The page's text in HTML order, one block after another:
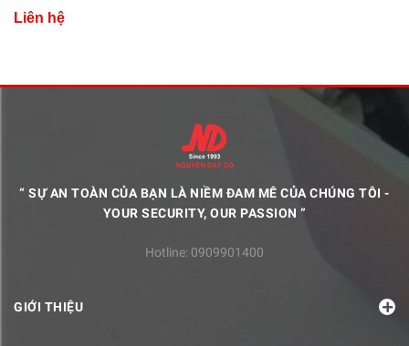
Liên hệ
“ SỰ AN TOÀN CỦA BẠN LÀ NIỀM ĐAM MÊ CỦA CHÚNG TÔI -
YOUR SECURITY, OUR PASSION ”
Hotline: 0909901400
GIỚI THIỆU